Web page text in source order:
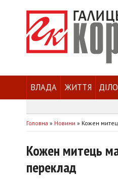
ВЛАДА ЖИТТЯ ДІЛО
Головна » Новини » Кожен
Кожен митець
переклад